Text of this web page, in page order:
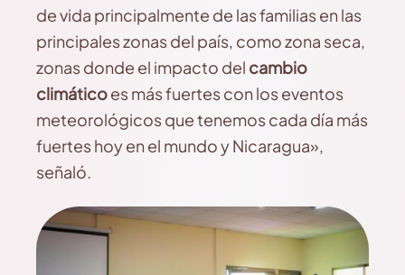
de vida principalmente de las familias en las
principales zonas del país, como zona seca,
zonas donde el impacto del cambio
climáticoes más fuertes con los eventos
meteorológicos que tenemos cada día más
fuertes hoy en el mundo y Nicaragua»,
señaló.